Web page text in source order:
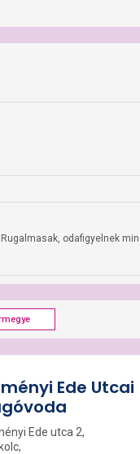
odafigyelnek
Ede Utcai
Ede utca 2,